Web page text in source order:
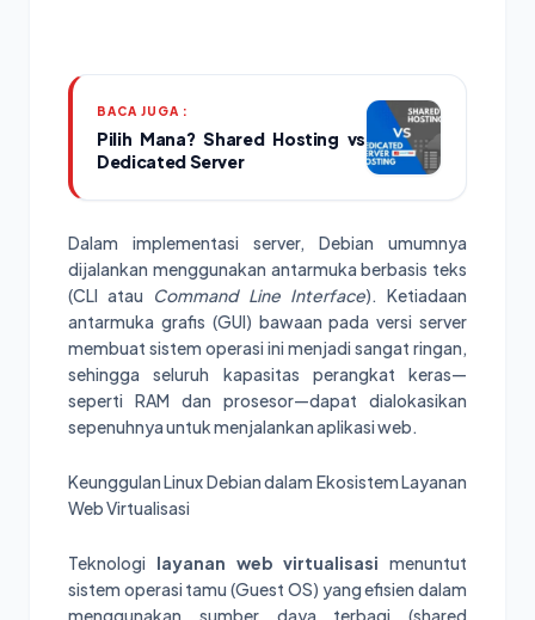
BACA JUGA :
Pilih Mana? Shared Hosting vs
Dedicated Server
Dalam implementasi server, Debian umumnya
dijalankan menggunakan antarmuka berbasis teks
(CLI atau Command Line Interface). Ketiadaan
antarmuka grafis (GUI) bawaan pada versi server
membuat sistem operasi ini menjadi sangat ringan,
sehingga seluruh kapasitas perangkat keras—
seperti RAM dan prosesor—dapat dialokasikan
sepenuhnya untuk menjalankan aplikasi web.
Keunggulan Linux Debian dalam Ekosistem Layanan
Web Virtualisasi
Teknologi layanan web virtualisasi menuntut
sistem operasi tamu (Guest OS) yang efisien dalam
menggunakan sumber daya terbagi (shared